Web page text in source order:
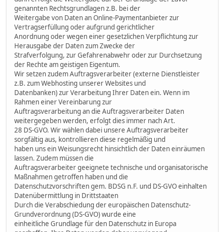
genannten Rechtsgrundlagen z.B. bei der
Weitergabe von Daten an Online-Paymentanbieter zur
Vertragserfüllung oder aufgrund gerichtlicher
Anordnung oder wegen einer gesetzlichen Verpflichtung zur
Herausgabe der Daten zum Zwecke der
Strafverfolgung, zur Gefahrenabwehr oder zur Durchsetzung
der Rechte am geistigen Eigentum.
Wir setzen zudem Auftragsverarbeiter (externe Dienstleister
z.B. zum Webhosting unserer Websites und
Datenbanken) zur Verarbeitung Ihrer Daten ein. Wenn im
Rahmen einer Vereinbarung zur
Auftragsverarbeitung an die Auftragsverarbeiter Daten
weitergegeben werden, erfolgt dies immer nach Art.
28 DS-GVO. Wir wählen dabei unsere Auftragsverarbeiter
sorgfältig aus, kontrollieren diese regelmäßig und
haben uns ein Weisungsrecht hinsichtlich der Daten einräumen
lassen. Zudem müssen die
Auftragsverarbeiter geeignete technische und organisatorische
Maßnahmen getroffen haben und die
Datenschutzvorschriften gem. BDSG n.F. und DS-GVO einhalten
Datenübermittlung in Drittstaaten
Durch die Verabschiedung der europäischen Datenschutz-
Grundverordnung (DS-GVO) wurde eine
einheitliche Grundlage für den Datenschutz in Europa